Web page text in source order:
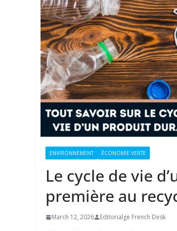
ENVIRONNEMENT ÉCONOMIE VERTE
Le cycle de vie
première au
March 12, 2026 Editorialge French Desk